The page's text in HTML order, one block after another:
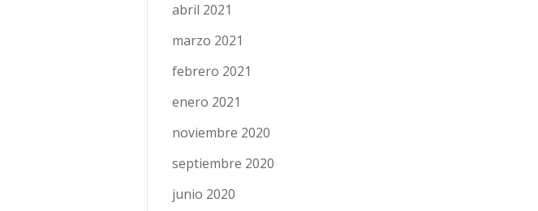
abril 2021
marzo 2021
febrero 2021
enero 2021
noviembre 2020
septiembre 2020
junio 2020